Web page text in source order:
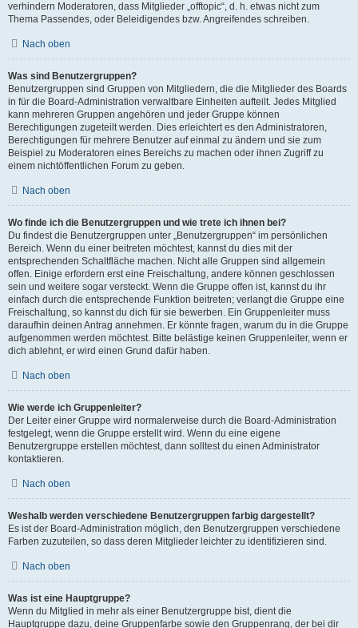
verhindern Moderatoren, dass Mitglieder „offtopic“, d. h. etwas nicht zum
Thema Passendes, oder Beleidigendes bzw. Angreifendes schreiben.
Nach oben
Was sind Benutzergruppen?
Benutzergruppen sind Gruppen von Mitgliedern, die die Mitglieder des Boards
in für die Board-Administration verwaltbare Einheiten aufteilt. Jedes Mitglied
kann mehreren Gruppen angehören und jeder Gruppe können
Berechtigungen zugeteilt werden. Dies erleichtert es den Administratoren,
Berechtigungen für mehrere Benutzer auf einmal zu ändern und sie zum
Beispiel zu Moderatoren eines Bereichs zu machen oder ihnen Zugriff zu
einem nichtöffentlichen Forum zu geben.
Nach oben
Wo finde ich die Benutzergruppen und wie trete ich ihnen bei?
Du findest die Benutzergruppen unter „Benutzergruppen“ im persönlichen
Bereich. Wenn du einer beitreten möchtest, kannst du dies mit der
entsprechenden Schaltfläche machen. Nicht alle Gruppen sind allgemein
offen. Einige erfordern erst eine Freischaltung, andere können geschlossen
sein und weitere sogar versteckt. Wenn die Gruppe offen ist, kannst du ihr
einfach durch die entsprechende Funktion beitreten; verlangt die Gruppe eine
Freischaltung, so kannst du dich für sie bewerben. Ein Gruppenleiter muss
daraufhin deinen Antrag annehmen. Er könnte fragen, warum du in die Gruppe
aufgenommen werden möchtest. Bitte belästige keinen Gruppenleiter, wenn er
dich ablehnt, er wird einen Grund dafür haben.
Nach oben
Wie werde ich Gruppenleiter?
Der Leiter einer Gruppe wird normalerweise durch die Board-Administration
festgelegt, wenn die Gruppe erstellt wird. Wenn du eine eigene
Benutzergruppe erstellen möchtest, dann solltest du einen Administrator
kontaktieren.
Nach oben
Weshalb werden verschiedene Benutzergruppen farbig dargestellt?
Es ist der Board-Administration möglich, den Benutzergruppen verschiedene
Farben zuzuteilen, so dass deren Mitglieder leichter zu identifizieren sind.
Nach oben
Was ist eine Hauptgruppe?
Wenn du Mitglied in mehr als einer Benutzergruppe bist, dient die
Hauptgruppe dazu, deine Gruppenfarbe sowie den Gruppenrang, der bei dir